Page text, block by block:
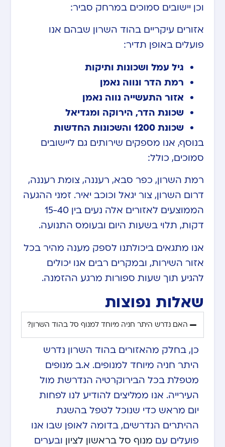
וכן יישובים סמוכים במרחק סביר:
אזורים עיקריים בהוד השרון שבהם אנו
פועלים באופן תדיר:
גיל עמל ושכונות ותיקות
רמת הדר ונווה נאמן
אזור התעשייה נווה נאמן
שכונת הדר, הירוקה ומגדיאל
שכונת 1200 והשכונות החדשות
בנוסף, אנו מספקים שירותים גם ליישובים
סמוכים, כולל:
רמת השרון, כפר סבא, רעננה, צומת רעננה,
דרום השרון, צור יגאל וכוכב יאיר. זמני ההגעה
הממוצעים לאזורים אלה נעים בין 15-40
דקות, תלוי בשעות היום ובעומס התנועה.
אנו מתגאים ביכולתנו לספק מענה מהיר בכל
אזור השירות, ובמקרים רבים אנו יכולים
להגיע תוך שעות ספורות מרגע ההזמנה.
שאלות נפוצות
האם נדרש היתר חניה מיוחד למנוף סל בהוד השרון?
כן, בחלק מהאזורים בהוד השרון נדרש
היתר חניה מיוחד למנופים. א.ב מנופים
מטפלת בכל הבירוקרטיה הנדרשת מול
העירייה. אנו ממליצים להודיע לנו לפחות
יום מראש כדי שנוכל לטפל בהשגת
ההיתרים הנדרשים, בדומה לאופן שבו אנו
פועלים עם מנוף סל בראשון לציון ובערים